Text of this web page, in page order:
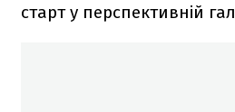
старт у перспективній